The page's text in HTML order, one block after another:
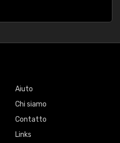
Aiuto
Chi siamo
Contatto
Links